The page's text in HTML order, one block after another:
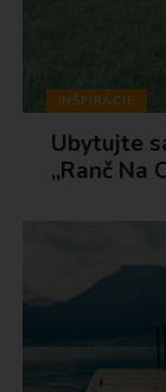
INŠPIRÁCIE
Ubytujte
„Ranč Na